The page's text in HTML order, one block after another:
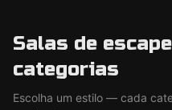
Salas de
categorias
Escolha um estilo — cada